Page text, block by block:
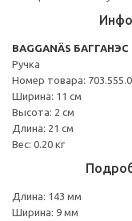
BAGGANÄS БАГГАНЭС
Ручка
Номер товара:
Ширина: 11 см
Высота: 2 см
Длина: 21 см
Вес: 0.20 кг
Длина: 143 мм
Ширина: 9 мм